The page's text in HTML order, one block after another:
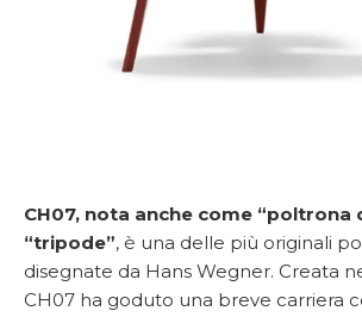
CH07, nota anche come “poltrona
“tripode”, è una delle più originali
disegnate da Hans Wegner. Creata
CH07 ha goduto una breve carriera